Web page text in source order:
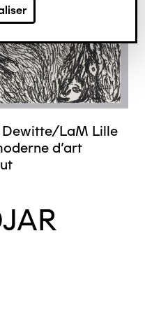
LaM Lille
d’art